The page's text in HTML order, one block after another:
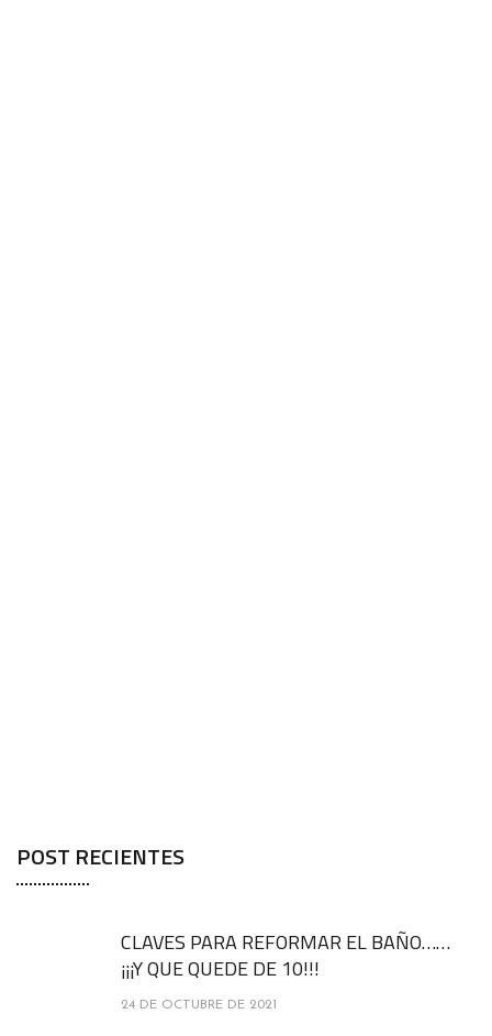
POST RECIENTES
CLAVES PARA REFORMAR EL BAÑO……
¡¡¡Y QUE QUEDE DE 10!!!
24 DE OCTUBRE DE 2021